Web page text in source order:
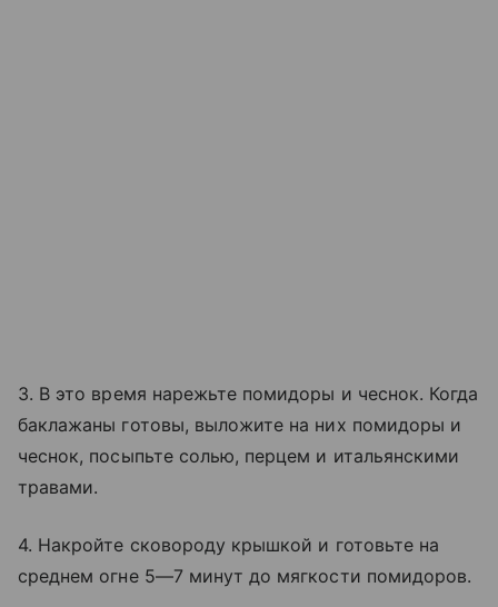
3. В это время нарежьте помидоры и чеснок. Когда
баклажаны готовы, выложите на них помидоры и
чеснок, посыпьте солью, перцем и итальянскими
травами.
4. Накройте сковороду крышкой и готовьте на
среднем огне 5—7 минут до мягкости помидоров.